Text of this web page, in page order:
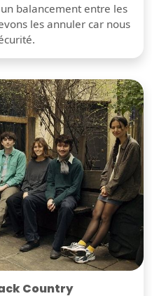
balancement entre les
les annuler car nous
Country